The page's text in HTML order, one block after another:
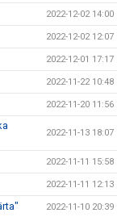
2022-12-02 14:00
2022-12-02 12:07
2022-12-01 17:17
2022-11-22 10:48
2022-11-20 11:56
2022-11-13 18:07
2022-11-11 15:58
2022-11-11 12:13
2022-11-10 20:39